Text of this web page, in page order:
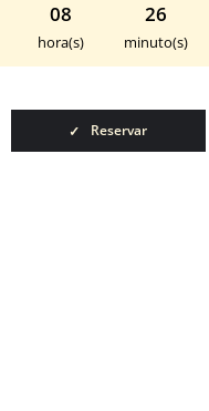
08
hora(s)
26
minuto(s)
Reservar